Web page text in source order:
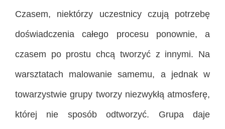
Czasem, niektórzy uczestnicy czują potrzebę
doświadczenia całego procesu ponownie, a
czasem po prostu chcą tworzyć z innymi. Na
warsztatach malowanie samemu, a jednak w
towarzystwie grupy tworzy niezwykłą atmosferę,
której nie sposób odtworzyć. Grupa daje